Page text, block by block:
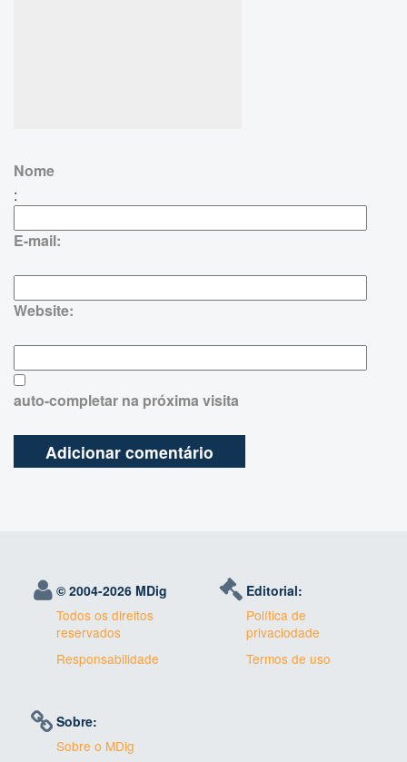
Nome
:
E-mail:
Website:
auto-completar na próxima visita
© 2004-2026 MDig
Todos os direitos
reservados
Responsabilidade
Editorial:
Política de
privaciodade
Termos de uso
Sobre:
Sobre o MDig